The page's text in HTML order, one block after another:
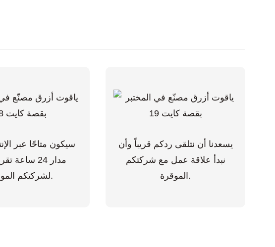
سيكون متاحًا عبر
مدار 24 ساعة
لشركتكم الموقرة.
يسعدنا أن نتلقى ردكم قريباً وأن
نبدأ علاقة عمل مع شركتكم
الموقرة.